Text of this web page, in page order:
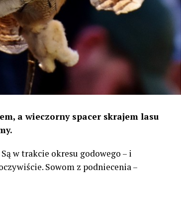
a wieczorny spacer skrajem lasu
w trakcie okresu godowego – i
Sowom z podniecenia –